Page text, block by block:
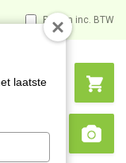
Prijzen inc. BTW
Search
laatste